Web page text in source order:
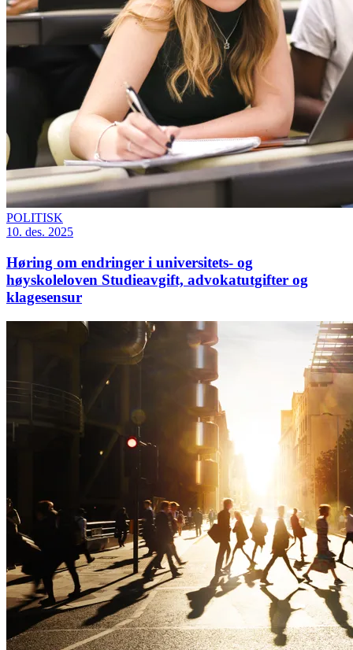
POLITISK
10. des. 2025
Høring om endringer i universitets- og
høyskoleloven Studieavgift, advokatutgifter og
klagesensur